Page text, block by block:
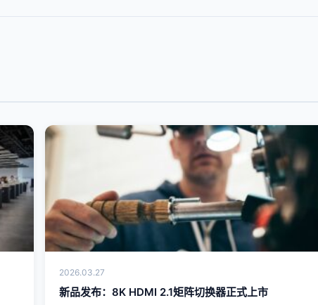
2026.03.27
新品发布：8K HDMI 2.1矩阵切换器正式上市